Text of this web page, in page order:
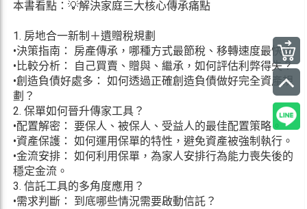
本書看點：💡解決家庭三大核心傳承痛點
1. 房地合一新制＋遺贈稅規劃
•決策指南： 房產傳承，哪種方式最節稅、移轉速度最快？
•比較分析： 自己買賣、贈與、繼承，如何評估利弊得失？
•創造負債好處多： 如何透過正確創造負債做好完全資產規
劃？
2. 保單如何晉升傳家工具？
•配置解密： 要保人、被保人、受益人的最佳配置策略。
•資產保護： 如何運用保單的特性，避免資產被強制執行。
•金流安排： 如何利用保單，為家人安排行為能力喪失後的
穩定金流。
3. 信託工具的多角度應用？
•需求判斷： 到底哪些情況需要啟動信託？